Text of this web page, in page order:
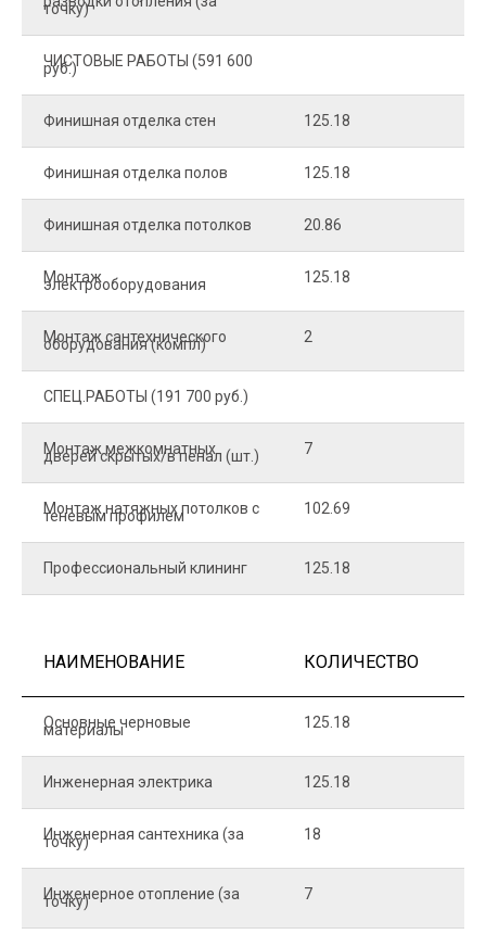
точку)
ЧИСТОВЫЕ РАБОТЫ (591 600
руб.)
Финишная отделка стен 125.18
Финишная отделка полов 125.18
Финишная отделка потолков 20.86
Монтаж
электрооборудования 125.18
Монтаж сантехнического
оборудования (компл) 2
СПЕЦ.РАБОТЫ (191 700 руб.)
Монтаж межкомнатных
дверей скрытых/в пенал (шт.) 7
Монтаж натяжных потолков с
теневым профилем 102.69
Профессиональный клининг 125.18
НАИМЕНОВАНИЕ КОЛИЧЕСТВО
Основные черновые
материалы 125.18
Инженерная электрика 125.18
Инженерная сантехника (за
точку) 18
Инженерное отопление (за
точку) 7